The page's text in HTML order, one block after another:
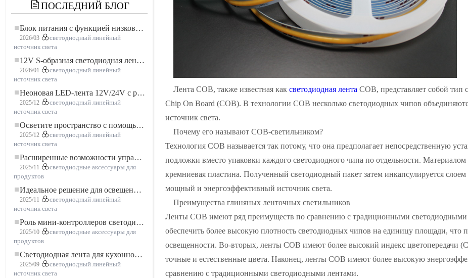
ПОСЛЕДНИЙ БЛОГ
Блок питания с функцией низковольтного плавного пуска для LED освещения
2026/03
светодиодный линейный
источник света
12V S-образная светодиодная лента: гибкое и эффективное решение для современного освещения
2026/01
светодиодный линейный
источник света
Неоновая LED-лента 12V/24V с резкой по 3 светодиода: современное неоновое освещение для любого пространства
2025/12
светодиодный линейный
источник света
Осветите пространство с помощью гибкой низковольтной неоновой LED-ленты
2025/12
светодиодный линейный
источник света
Расширенные возможности управления освещением: основные преимущества контроллера RGBW 5–24 В
2025/11
светодиодные аксессуары для
продуктов
Идеальное решение для освещения: гибкая светодиодная лента COB высокой плотности FOB для современного освещения
2025/11
светодиодный линейный
источник света
Роль мини-контроллеров светодиодов в проектах светодиодных лент
2025/10
светодиодные аксессуары для
продуктов
Светодиодная лента для кухонного шкафа: сенсорная светодиодная лента COB, которая меняет представление о домашнем и коммерческом освещении
2025/09
светодиодный линейный
источник света
Лента COB, также известная как светодиодная лента COB, представляет собой тип
Chip On Board (COB). В технологии COB несколько светодиодных чипов
источник света.
Почему его называют COB-светильником?
Технология COB называется так потому, что она предполагает непосредственную
подложки вместо упаковки каждого светодиодного чипа по отдельности.
кремниевая пластина. Полученный светодиодный пакет затем инкапсулируется
мощный и энергоэффективный источник света.
Преимущества глиняных ленточных светильников
Ленты COB имеют ряд преимуществ по сравнению с традиционными
обеспечить более высокую плотность светодиодных чипов на единицу площади, что
освещенности. Во-вторых, ленты COB имеют более высокий индекс цветопередачи
точные и естественные цвета. Наконец, ленты COB имеют более высокую
сравнению с традиционными светодиодными лентами.